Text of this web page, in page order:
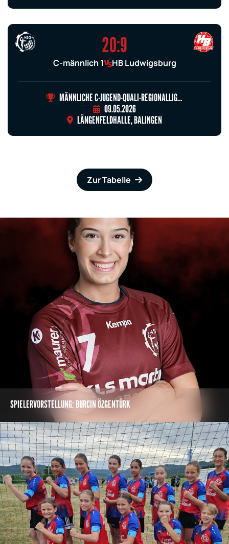
20:9
C-männlich 1 HB Ludwigsburg
MÄNNLICHE C-JUGEND-QUALI-REGIONALLIGA ST.7
09.05.2026
LÄNGENFELDHALLE, BALINGEN
Zur Tabelle
SPIELERVORSTELLUNG: BURCIN ÖZGENTÜRK